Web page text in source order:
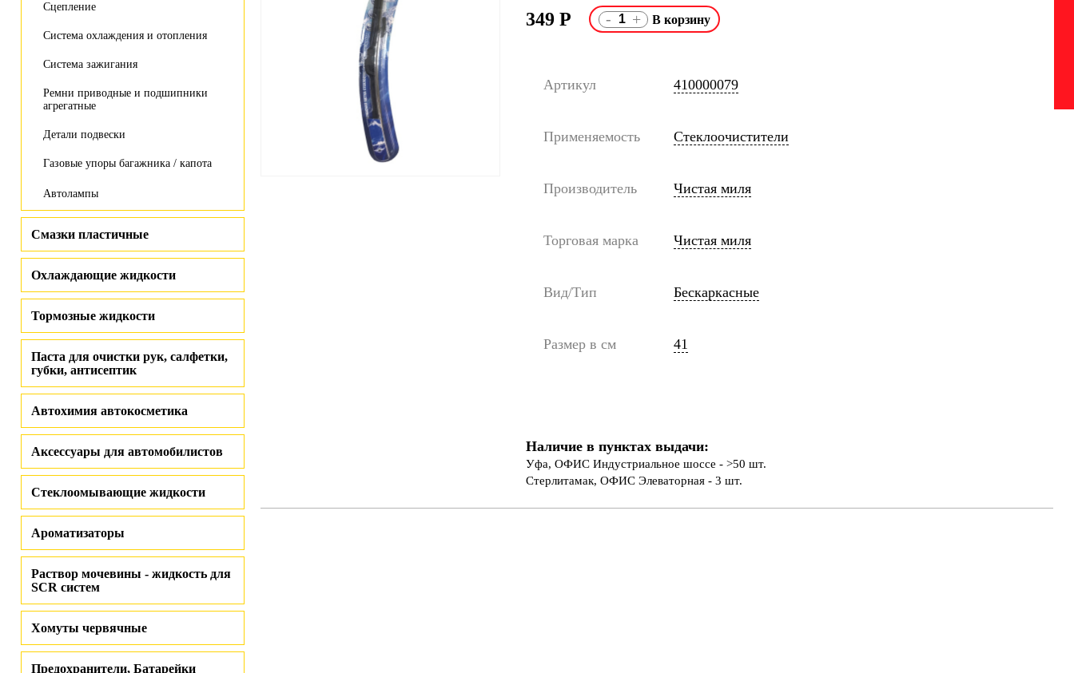
Сцепление
Система охлаждения и отопления
Система зажигания
Ремни приводные и подшипники
агрегатные
Детали подвески
Газовые упоры багажника / капота
Автолампы
Смазки пластичные
Охлаждающие жидкости
Тормозные жидкости
Паста для очистки рук, салфетки,
губки, антисептик
Автохимия автокосметика
Аксессуары для автомобилистов
Стеклоомывающие жидкости
Ароматизаторы
Раствор мочевины - жидкость для
SCR систем
Хомуты червячные
Предохранители, Батарейки
349 Р - +
Артикул 410000079
Применяемость Стеклоочистители
Производитель Чистая миля
Торговая марка Чистая миля
Вид/Тип Бескаркасные
Размер в см 41
Наличие в пунктах выдачи:
Уфа, ОФИС Индустриальное шоссе - >50 шт.
Стерлитамак, ОФИС Элеваторная - 3 шт.